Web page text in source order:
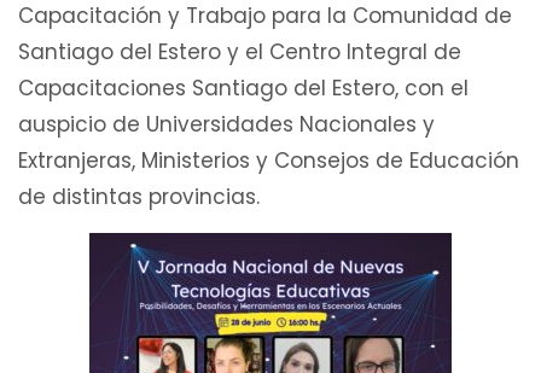
Capacitación y Trabajo para la Comunidad de
Santiago del Estero y el Centro Integral de
Capacitaciones Santiago del Estero, con el
auspicio de Universidades Nacionales y
Extranjeras, Ministerios y Consejos de Educación
de distintas provincias.